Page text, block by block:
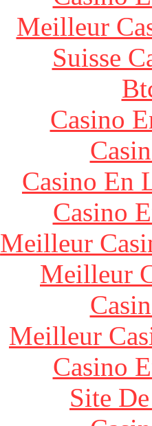
Meilleur
Suisse
Casino
Casino En
Casino
Meilleur
Meilleur
Meilleur
Casino
Site